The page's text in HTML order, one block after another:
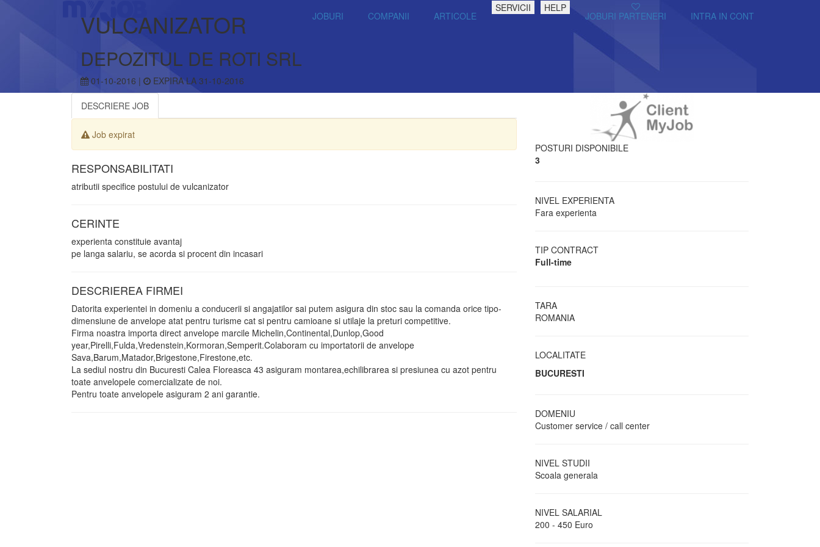
JOBURI COMPANII ARTICOLE
SERVICII HELP
JOBURI PARTENERI INTRA IN CONT
VULCANIZATOR
DEPOZITUL DE ROTI SRL
01-10-2016 | EXPIRA LA 31-10-2016
POSTURI DISPONIBILE
3
NIVEL EXPERIENTA
Fara experienta
TIP CONTRACT
Full-time
TARA
ROMANIA
LOCALITATE
BUCURESTI
DOMENIU
Customer service / call center
NIVEL STUDII
Scoala generala
NIVEL SALARIAL
200 - 450 Euro
DESCRIERE JOB
Job expirat
RESPONSABILITATI
atributii specifice postului de vulcanizator
CERINTE
experienta constituie avantaj
pe langa salariu, se acorda si procent din incasari
DESCRIEREA FIRMEI
Datorita experientei in domeniu a conducerii si angajatilor sai putem asigura din stoc sau la comanda orice tipo-
dimensiune de anvelope atat pentru turisme cat si pentru camioane si utilaje la preturi competitive.
Firma noastra importa direct anvelope marcile Michelin,Continental,Dunlop,Good
year,Pirelli,Fulda,Vredenstein,Kormoran,Semperit.Colaboram cu importatorii de anvelope
Sava,Barum,Matador,Brigestone,Firestone,etc.
La sediul nostru din Bucuresti Calea Floreasca 43 asiguram montarea,echilibrarea si presiunea cu azot pentru
toate anvelopele comercializate de noi.
Pentru toate anvelopele asiguram 2 ani garantie.